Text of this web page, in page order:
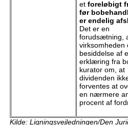
et foreløbigt
før
er endelig
Det er en
forudsætning,
virksomheden
besiddelse af
erklæring fra
kurator om, at
dividenden
forventes at
en nærmere
procent af
Kilde: Ligningsvejledningen/Den